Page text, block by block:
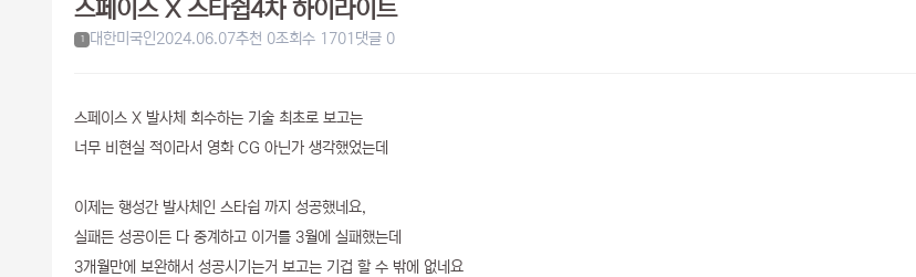
스페이스 X 스타쉽4차 하이라이트
1 대한미국인2024.06.07추천 0조회수 1701 댓글 0
스페이스 X 발사체 회수하는 기술 최초로 보고는
너무 비현실 적이라서 영화 CG 아닌가 생각했었는데
이제는 행성간 발사체인 스타쉽 까지 성공했네요,
실패든 성공이든 다 중계하고 이거를 3월에 실패했는데
3개월만에 보완해서 성공시기는거 보고는 기겁 할 수 밖에 없네요